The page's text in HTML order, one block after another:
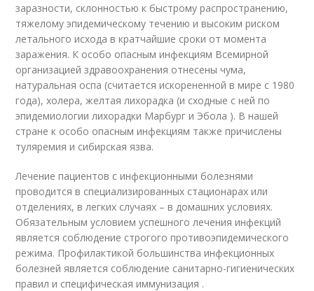
заразности, склонностью к быстрому распространению,
тяжелому эпидемическому течению и высоким риском
летального исхода в кратчайшие сроки от момента
заражения. К особо опасным инфекциям Всемирной
организацией здравоохранения отнесены чума,
натуральная оспа (считается искорененной в мире с 1980
года), холера, желтая лихорадка (и сходные с ней по
эпидемиологии лихорадки Марбург и Эбола ). В нашей
стране к особо опасным инфекциям также причислены
туляремия и сибирская язва.
Лечение пациентов с инфекционными болезнями
проводится в специализированных стационарах или
отделениях, в легких случаях – в домашних условиях.
Обязательным условием успешного лечения инфекций
является соблюдение строгого противоэпидемического
режима. Профилактикой большинства инфекционных
болезней является соблюдение санитарно-гигиенических
правил и специфическая иммунизация .